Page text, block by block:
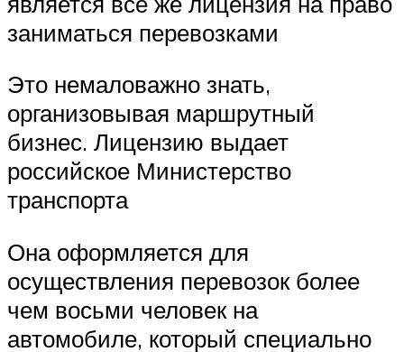
заниматься перевозками
Это немаловажно знать,
организовывая маршрутный
бизнес. Лицензию выдает
российское Министерство
транспорта
Она оформляется для
осуществления перевозок более
чем восьми человек на
автомобиле, который специально